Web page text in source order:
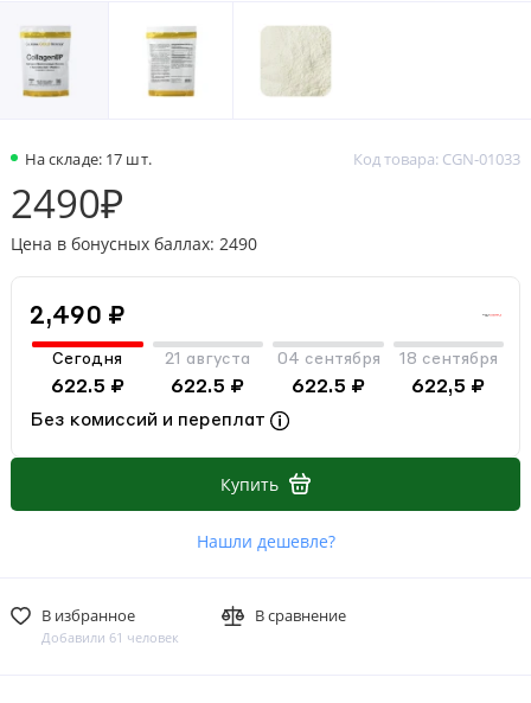
На складе: 17 шт. Код товара: CGN-01033
2490₽
Цена в бонусных баллах: 2490
2,490 ₽
Сегодня
622.5 ₽
21 августа
622.5 ₽
04 сентября
622.5 ₽
18 сентября
622,5 ₽
Без комиссий и переплат
Купить
Нашли дешевле?
В избранное
Добавили 61 человек
В сравнение